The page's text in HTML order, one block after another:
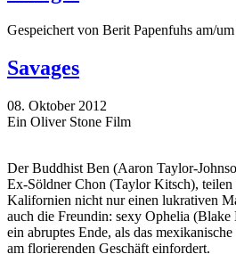
Gespeichert von Berit Papenfuhs am/
Savages
08. Oktober 2012
Ein Oliver Stone Film
Der Buddhist Ben (Aaron Taylor-
Ex-Söldner Chon (Taylor Kitsch), teilen
Kalifornien nicht nur einen lukrativen
auch die Freundin: sexy Ophelia
ein abruptes Ende, als das
am florierenden Geschäft einfordert.